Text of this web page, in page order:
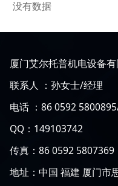
没有数据
厦门艾尔托普机电设备
联系人 ：孙女士/经理
电话 ：86 0592
QQ：149103742
传真：86 0592 5807369
地址：中国 福建 厦门市